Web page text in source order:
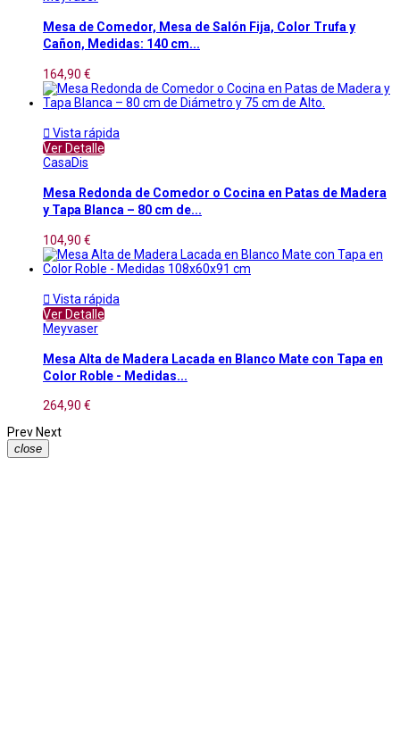
Mesa de Comedor, Mesa de Salón Fija, Color Trufa y
Cañon, Medidas: 140 cm...
164,90 €
 Vista rápida
Ver Detalle
CasaDis
Mesa Redonda de Comedor o Cocina en Patas de Madera
y Tapa Blanca – 80 cm de...
104,90 €
 Vista rápida
Ver Detalle
Meyvaser
Mesa Alta de Madera Lacada en Blanco Mate con Tapa en
Color Roble - Medidas...
264,90 €
Prev Next
close